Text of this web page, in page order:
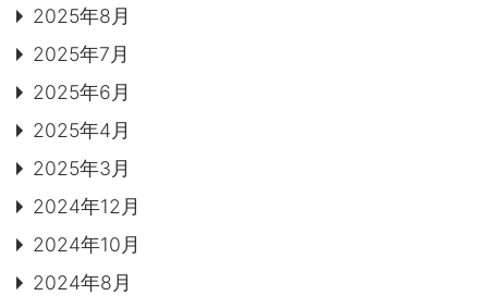
2025年8月
2025年7月
2025年6月
2025年4月
2025年3月
2024年12月
2024年10月
2024年8月